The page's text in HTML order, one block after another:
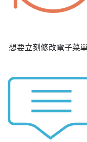
想要立刻修改電子菜